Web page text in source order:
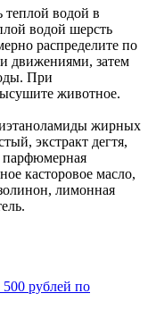
водой в
водой шерсть
распределите по
движениями, затем
При
животное.
жирных
экстракт дегтя,
парфюмерная
касторовое масло,
лимонная